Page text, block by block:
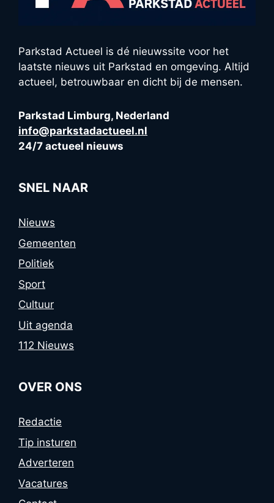
Parkstad Actueel is dé nieuwssite voor het
laatste nieuws uit Parkstad en omgeving. Altijd
actueel, betrouwbaar en dicht bij de mensen.
Parkstad Limburg, Nederland
info@parkstadactueel.nl
24/7 actueel nieuws
SNEL NAAR
Nieuws
Gemeenten
Politiek
Sport
Cultuur
Uit agenda
112 Nieuws
OVER ONS
Redactie
Tip insturen
Adverteren
Vacatures